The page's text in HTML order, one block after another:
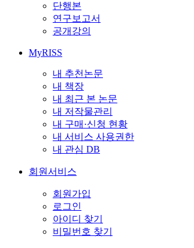
단행본
연구보고서
공개강의
MyRISS
내 추천논문
내 책장
내 최근 본 논문
내 저작물관리
내 구매·신청 현황
내 서비스 사용권한
내 관심 DB
회원서비스
회원가입
로그인
아이디 찾기
비밀번호 찾기